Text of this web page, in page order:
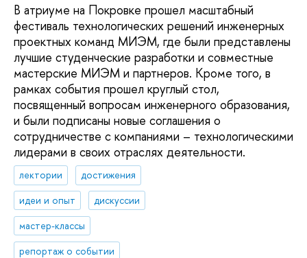
В атриуме на Покровке прошел масштабный
фестиваль технологических решений инженерных
проектных команд МИЭМ, где были представлены
лучшие студенческие разработки и совместные
мастерские МИЭМ и партнеров. Кроме того, в
рамках события прошел круглый стол,
посвященный вопросам инженерного образования,
и были подписаны новые соглашения о
сотрудничестве с компаниями – технологическими
лидерами в своих отраслях деятельности.
лектории
достижения
идеи и опыт
дискуссии
мастер-классы
репортаж о событии